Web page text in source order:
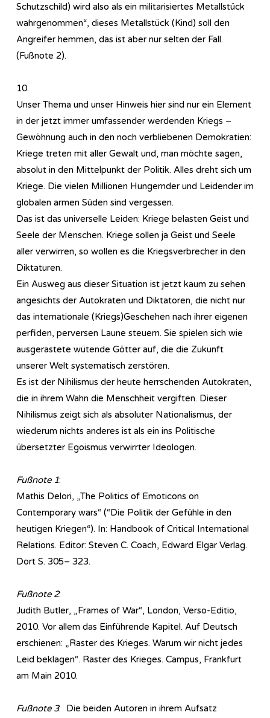
Schutzschild) wird also als ein militarisiertes Metallstück
wahrgenommen“, dieses Metallstück (Kind) soll den
Angreifer hemmen, das ist aber nur selten der Fall.
(Fußnote 2).
10.
Unser Thema und unser Hinweis hier sind nur ein Element
in der jetzt immer umfassender werdenden Kriegs –
Gewöhnung auch in den noch verbliebenen Demokratien:
Kriege treten mit aller Gewalt und, man möchte sagen,
absolut in den Mittelpunkt der Politik. Alles dreht sich um
Kriege. Die vielen Millionen Hungernder und Leidender im
globalen armen Süden sind vergessen.
Das ist das universelle Leiden: Kriege belasten Geist und
Seele der Menschen. Kriege sollen ja Geist und Seele
aller verwirren, so wollen es die Kriegsverbrecher in den
Diktaturen.
Ein Ausweg aus dieser Situation ist jetzt kaum zu sehen
angesichts der Autokraten und Diktatoren, die nicht nur
das internationale (Kriegs)Geschehen nach ihrer eigenen
perfiden, perversen Laune steuern. Sie spielen sich wie
ausgerastete wütende Götter auf, die die Zukunft
unserer Welt systematisch zerstören.
Es ist der Nihilismus der heute herrschenden Autokraten,
die in ihrem Wahn die Menschheit vergiften. Dieser
Nihilismus zeigt sich als absoluter Nationalismus, der
wiederum nichts anderes ist als ein ins Politische
übersetzter Egoismus verwirrter Ideologen.
Fußnote 1:
Mathis Delori, „The Politics of Emoticons on
Contemporary wars“ (“Die Politik der Gefühle in den
heutigen Kriegen“). In: Handbook of Critical International
Relations. Editor: Steven C. Coach, Edward Elgar Verlag.
Dort S. 305– 323.
Fußnote 2:
Judith Butler, „Frames of War“, London, Verso-Editio,
2010. Vor allem das Einführende Kapitel. Auf Deutsch
erschienen: „Raster des Krieges. Warum wir nicht jedes
Leid beklagen“. Raster des Krieges. Campus, Frankfurt
am Main 2010.
Fußnote 3: Die beiden Autoren in ihrem Aufsatz